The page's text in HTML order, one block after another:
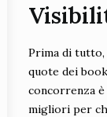
Prima di tutto,
quote dei
concorrenza
migliori per